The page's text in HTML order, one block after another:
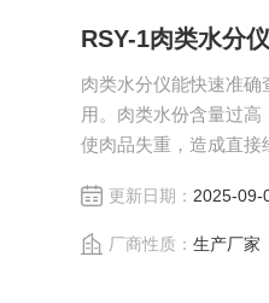
RSY-1肉类水分仪
肉类水分仪能快速准
用。肉类水份含量过
使肉品失重，造成直
更新日期： 2025-09-
厂商性质：生产厂家